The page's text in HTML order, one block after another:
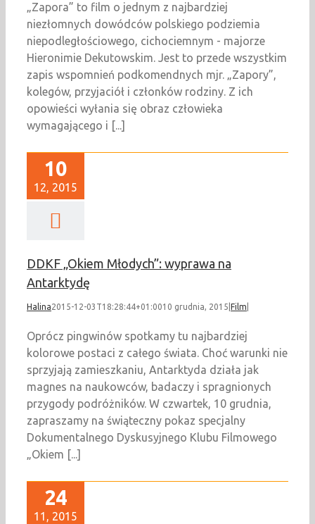
„Zapora” to film o jednym z najbardziej
niezłomnych dowódców polskiego podziemia
niepodległościowego, cichociemnym - majorze
Hieronimie Dekutowskim. Jest to przede wszystkim
zapis wspomnień podkomendnych mjr. „Zapory”,
kolegów, przyjaciół i członków rodziny. Z ich
opowieści wyłania się obraz człowieka
wymagającego i [...]
10
12, 2015
DDKF „Okiem Młodych”: wyprawa na
Antarktydę
Halina2015-12-03T18:28:44+01:0010 grudnia, 2015 Film
Oprócz pingwinów spotkamy tu najbardziej
kolorowe postaci z całego świata. Choć warunki nie
sprzyjają zamieszkaniu, Antarktyda działa jak
magnes na naukowców, badaczy i spragnionych
przygody podróżników. W czwartek, 10 grudnia,
zapraszamy na świąteczny pokaz specjalny
Dokumentalnego Dyskusyjnego Klubu Filmowego
„Okiem [...]
24
11, 2015